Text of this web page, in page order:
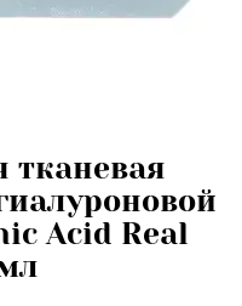
тканевая
Acid Real